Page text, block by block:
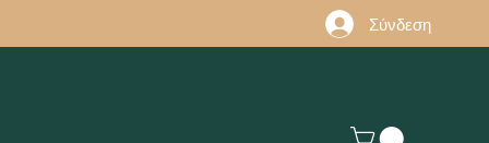
Σύνδεση